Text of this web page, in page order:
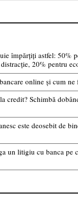
împărțiți astfel: 50%
20% pentru
online și cum ne
credit? Schimbă
este deosebit de
un litigiu cu banca pe